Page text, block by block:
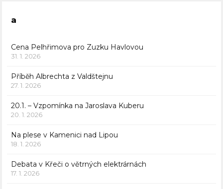
a
Cena Pelhřimova pro Zuzku Havlovou
31. 1. 2026
Příběh Albrechta z Valdštejnu
27. 1. 2026
20.1. – Vzpomínka na Jaroslava Kuberu
20. 1. 2026
Na plese v Kamenici nad Lipou
18. 1. 2026
Debata v Křeči o větrných elektrárnách
17. 1. 2026